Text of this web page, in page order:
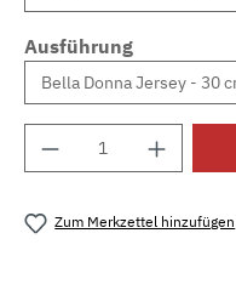
Ausführung
Produkt Anzahl:
Zum Merkzettel hinzufügen